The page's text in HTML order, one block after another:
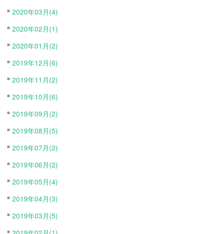
2020年03月(4)
2020年02月(1)
2020年01月(2)
2019年12月(6)
2019年11月(2)
2019年10月(6)
2019年09月(2)
2019年08月(5)
2019年07月(2)
2019年06月(2)
2019年05月(4)
2019年04月(3)
2019年03月(5)